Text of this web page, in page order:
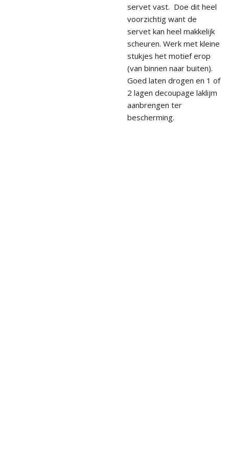
servet vast. Doe dit heel
voorzichtig want de
servet kan heel makkelijk
scheuren. Werk met kleine
stukjes het motief erop
(van binnen naar buiten).
Goed laten drogen en 1 of
2 lagen decoupage laklijm
aanbrengen ter
bescherming.